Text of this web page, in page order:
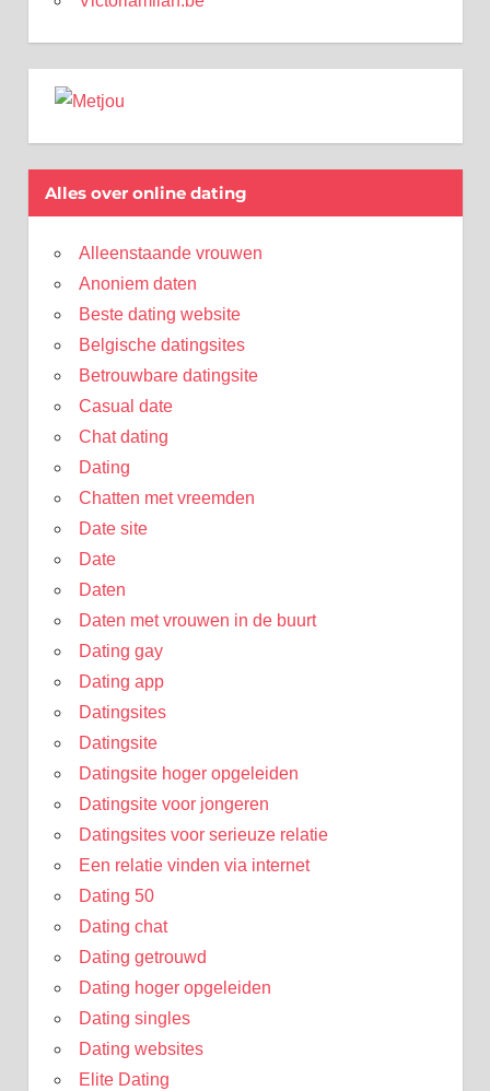
Alles over online dating
Alleenstaande vrouwen
Anoniem daten
Beste dating website
Belgische datingsites
Betrouwbare datingsite
Casual date
Chat dating
Dating
Chatten met vreemden
Date site
Date
Daten
Daten met vrouwen in de buurt
Dating gay
Dating app
Datingsites
Datingsite
Datingsite hoger opgeleiden
Datingsite voor jongeren
Datingsites voor serieuze relatie
Een relatie vinden via internet
Dating 50
Dating chat
Dating getrouwd
Dating hoger opgeleiden
Dating singles
Dating websites
Elite Dating